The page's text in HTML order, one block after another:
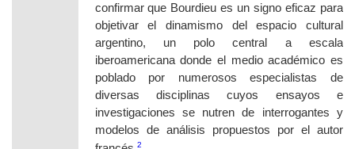
confirmar que Bourdieu es un signo eficaz para
objetivar el dinamismo del espacio cultural
argentino, un polo central a escala
iberoamericana donde el medio académico es
poblado por numerosos especialistas de
diversas disciplinas cuyos ensayos e
investigaciones se nutren de interrogantes y
modelos de análisis propuestos por el autor
2